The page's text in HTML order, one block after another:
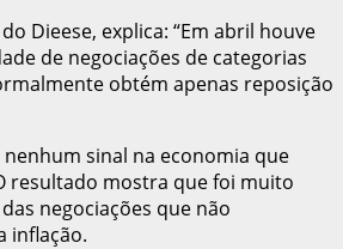
Dieese, explica: “Em abril houve
de negociações de categorias
obtém apenas reposição
nenhum sinal na economia que
resultado mostra que foi muito
negociações que não
inflação.